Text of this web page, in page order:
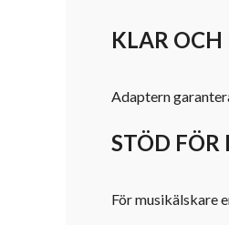
KLAR OCH
Adaptern
STÖD FÖR
För musikälskare